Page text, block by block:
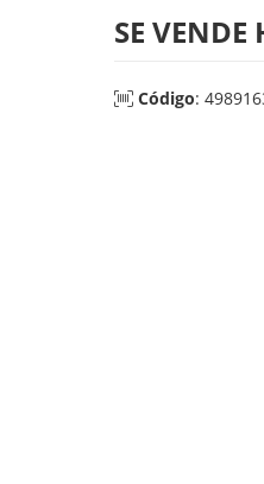
SE
Código: